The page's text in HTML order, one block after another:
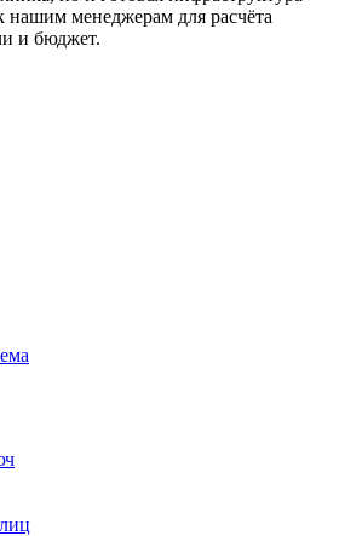
нашим менеджерам для расчёта
и бюджет.